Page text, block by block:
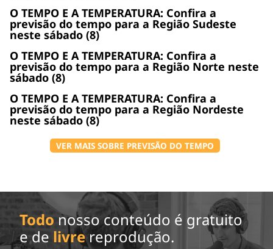
O TEMPO E A TEMPERATURA: Confira a
previsão do tempo para a Região Sudeste
neste sábado (8)
O TEMPO E A TEMPERATURA: Confira a
previsão do tempo para a Região Norte neste
sábado (8)
O TEMPO E A TEMPERATURA: Confira a
previsão do tempo para a Região Nordeste
neste sábado (8)
VER MAIS SOBRE PREVISÃO DO TEMPO
Todo nosso conteúdo é gratuito
e de livrereprodução.